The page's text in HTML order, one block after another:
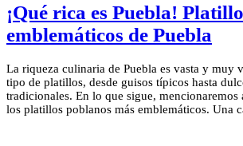
¡Qué rica es Puebla!
emblemáticos de Puebla
La riqueza culinaria de Puebla es vasta y muy
tipo de platillos, desde guisos típicos hasta
tradicionales. En lo que sigue, mencionaremos
los platillos poblanos más emblemáticos. Una